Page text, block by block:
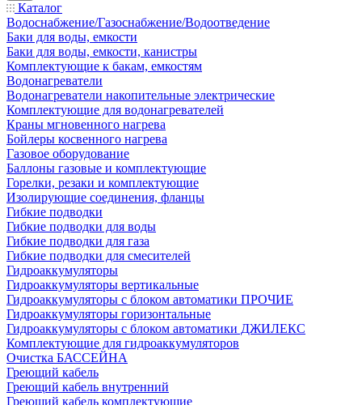
Каталог
Водоснабжение/Газоснабжение/Водоотведение
Баки для воды, емкости
Баки для воды, емкости, канистры
Комплектующие к бакам, емкостям
Водонагреватели
Водонагреватели накопительные электрические
Комплектующие для водонагревателей
Краны мгновенного нагрева
Бойлеры косвенного нагрева
Газовое оборудование
Баллоны газовые и комплектующие
Горелки, резаки и комплектующие
Изолирующие соединения, фланцы
Гибкие подводки
Гибкие подводки для воды
Гибкие подводки для газа
Гибкие подводки для смесителей
Гидроаккумуляторы
Гидроаккумуляторы вертикальные
Гидроаккумуляторы с блоком автоматики ПРОЧИЕ
Гидроаккумуляторы горизонтальные
Гидроаккумуляторы с блоком автоматики ДЖИЛЕКС
Комплектующие для гидроаккумуляторов
Очистка БАССЕЙНА
Греющий кабель
Греющий кабель внутренний
Греющий кабель комплектующие